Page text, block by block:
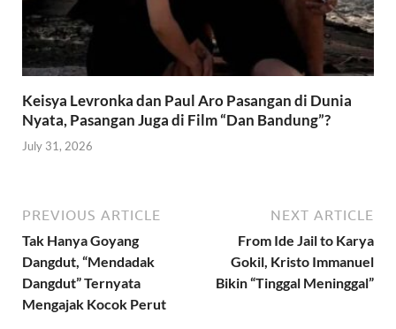
Keisya Levronka dan Paul Aro Pasangan di Dunia
Nyata, Pasangan Juga di Film “Dan Bandung”?
July 31, 2026
PREVIOUS ARTICLE
Tak Hanya Goyang
Dangdut, “Mendadak
Dangdut” Ternyata
Mengajak Kocok Perut
NEXT ARTICLE
From Ide Jail to Karya
Gokil, Kristo Immanuel
Bikin “Tinggal Meninggal”